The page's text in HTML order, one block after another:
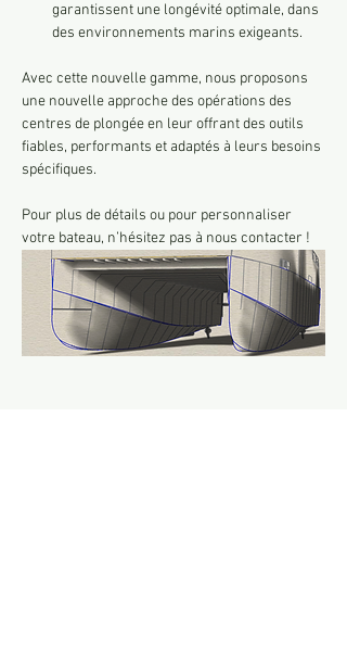
Previous Next
garantissent une longévité optimale, dans
des environnements marins exigeants.
Avec cette nouvelle gamme, nous proposons
une nouvelle approche des opérations des
centres de plongée en leur offrant des outils
fiables, performants et adaptés à leurs besoins
spécifiques.
Pour plus de détails ou pour personnaliser
votre bateau, n’hésitez pas à nous contacter !